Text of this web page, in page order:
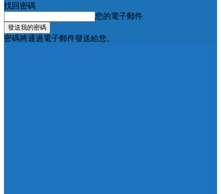
找回密碼
您的電子郵件
密碼將通過電子郵件發送給您。